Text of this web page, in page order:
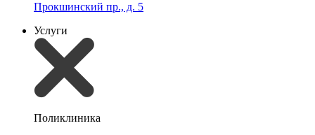
Прокшинский пр., д. 5
Услуги
Поликлиника